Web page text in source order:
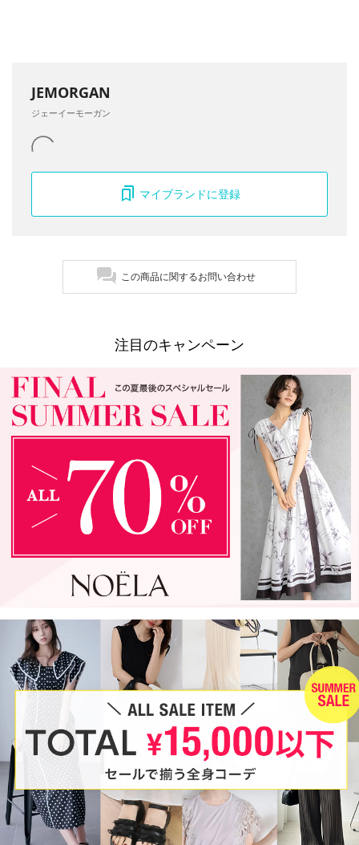
JEMORGAN
ジェーイーモーガン
マイブランドに登録
この商品に関するお問い合わせ
注目のキャンペーン